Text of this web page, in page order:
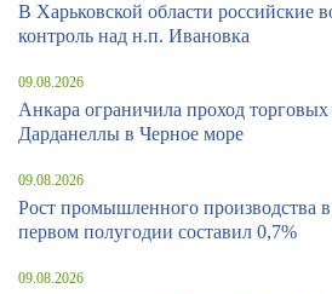
В Харьковской области российские
контроль над н.п. Ивановка
09.08.2026
Анкара ограничила проход торговых
Дарданеллы в Черное море
09.08.2026
Рост промышленного производства
первом полугодии составил 0,7%
09.08.2026